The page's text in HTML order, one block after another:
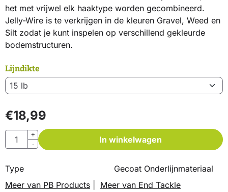
het met vrijwel elk haaktype worden gecombineerd.
Jelly-Wire is te verkrijgen in de kleuren Gravel, Weed en
Silt zodat je kunt inspelen op verschillend gekleurde
bodemstructuren.
Lijndikte
€18,99
Aantal
+
-
In winkelwagen
Type
Gecoat Onderlijnmateriaal
Meer van PB Products
Meer van End Tackle